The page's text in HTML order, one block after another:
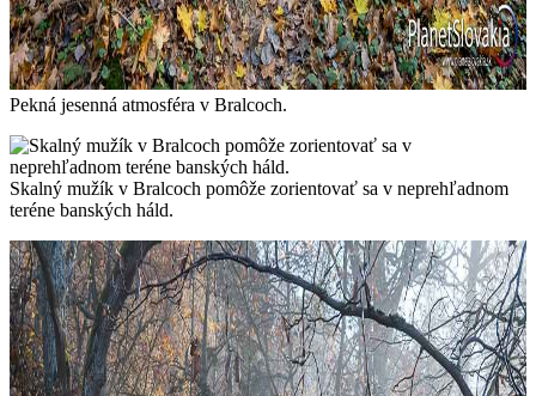
Pekná jesenná atmosféra v Bralcoch.
Skalný mužík v Bralcoch pomôže zorientovať sa v neprehľadnom
teréne banských háld.